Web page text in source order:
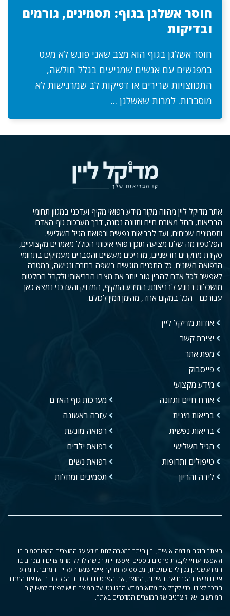
חוסר אשלגן בגוף: תסמינים, גורמים
ובדיקות
חוסר אשלגן בגוף הוא מצב שאני פוגש לא מעט
במפגשים עם אנשים שמגיעים בגלל חולשה,
התכווצויות שרירים או דפיקות לב שמרגישות לא
מוסברות. למרות שאשלגן ...
אתר מדיקל ליין מהווה מקור מידע רפואי מקיף ועדכני במגוון תחומי
הבריאות, החל מאורח חיים ותזונה נכונה, דרך מערכות גוף האדם
ותסמינים שכיחים, ועד לבריאות נפשית ורפואת הגיל השלישי.
הפלטפורמה שלנו מציעה תוכן רפואי איכותי הכולל מאמרים מקצועיים,
סקירת מחקרים חדשניים, מדריכים מעשיים והסברים מעמיקים בתחומי
הרפואה השונים. כל התכנים מוגשים בשפה ברורה ונגישה, במטרה
לאפשר לכל אדם להבין טוב יותר את מצבו הבריאותי ולקבל החלטות
מושכלות בנוגע לבריאותו. המידע המקיף, המדויק והעדכני נמצא כאן
עבורכם - הכל במקום אחד, מהימן וזמין לכולם.
אודות מדיקל ליין
יצירת קשר
מפת אתר
פייסבוק
מידע מקצועי
אורח חיים ותזונה
בריאות מינית
בריאות נפשית
הגיל השלישי
טיפולים ותרופות
לידה והריון
מערכות גוף האדם
עזרה ראשונה
רפואה מונעת
רפואת ילדים
רפואת נשים
תסמינים ומחלות
האתר הוקם מיוזמה אישית, ובין היתר במטרה לתת מידע על המוצרים המפורסמים בו
ולאפשר ערוץ לקבלת פרטים נוספים ואפשרויות רכישה לחלק מהמוצרים הנזכרים בו.
המידע שניתן נכון ליום כתיבתו, ומבוסס על מחקר אישי שנערך על ידי המחבר. המידע
איננו מייצג בהכרח את השירות, המוצר, את הפרטים הטכניים הכלולים בו או את המחיר
הנזכר לצידו. כדי לקבל את מלוא המידע הרלוונטי על המוצרים יש לפנות למשווקים
המורשים ו/או ליצרנים של המוצרים המוזכרים באתר.